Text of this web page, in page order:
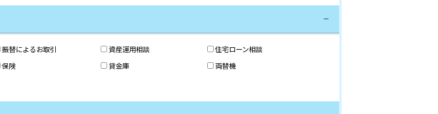
振替によるお取引 資産運用相談
住宅ローン相談
保険 貸金庫
両替機